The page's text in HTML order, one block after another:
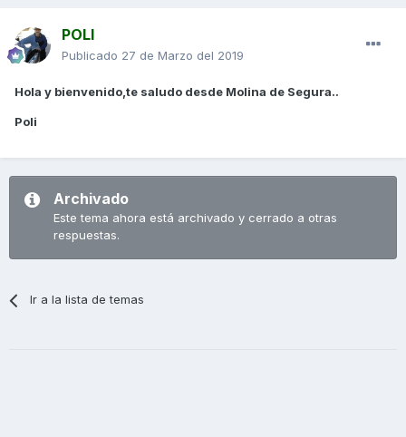
POLI
Publicado 27 de Marzo del 2019
Hola y bienvenido,te saludo desde Molina de Segura..
Poli
Archivado
Este tema ahora está archivado y cerrado a otras
respuestas.
Ir a la lista de temas